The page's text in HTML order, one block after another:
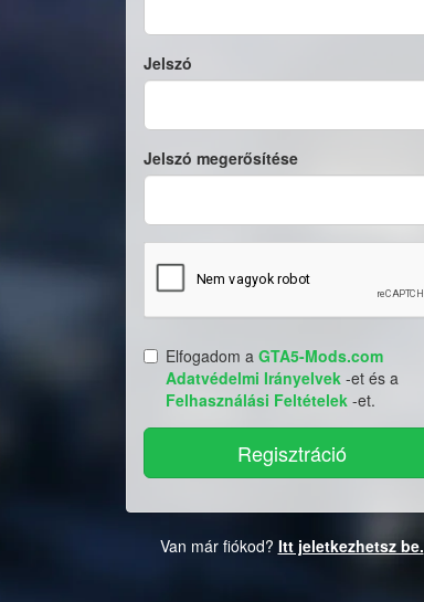
Jelszó
Jelszó megerősítése
Elfogadom a GTA5-Mods.com
Adatvédelmi Irányelvek -et és a
Felhasználási Feltételek -et.
Van már fiókod? Itt jeletkezhetsz be.